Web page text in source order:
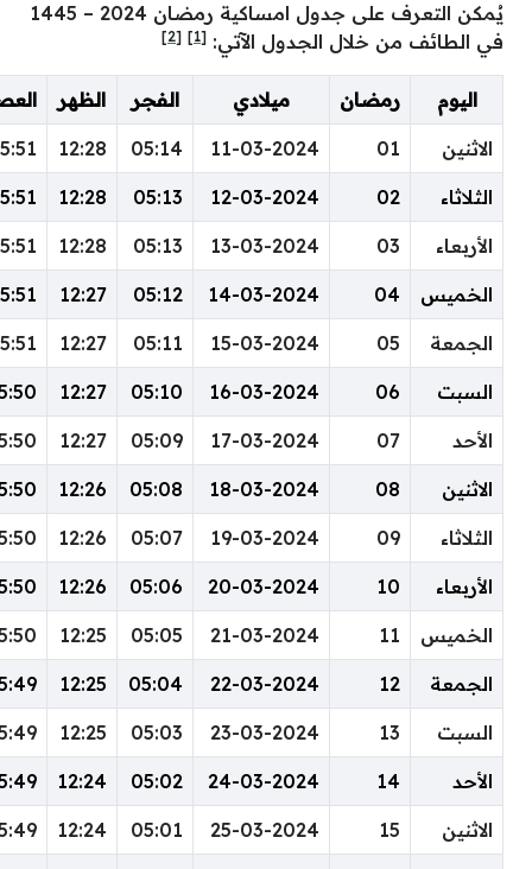
يُمكن التعرف على جدول امساكية رمضان 2024 – 1445
الجدول الآتي:
[2]
ميلادي الفجر الظهر العصر المغرب العشاء
11-03-2024
05:14
12:28
15:51
18:26
20:26
12-03-2024
12:28
15:51
18:27
20:27
13-03-2024
12:28
15:51
18:27
20:27
14-03-2024
12:27
15:51
18:28
20:28
15-03-2024
12:27
15:51
18:28
20:28
16-03-2024
05:10
12:27
15:50
18:28
20:28
17-03-2024
05:09
12:27
15:50
18:28
20:28
18-03-2024
05:08
12:26
15:50
18:29
20:29
19-03-2024
05:07
12:26
15:50
18:29
20:29
20-03-2024
05:06
12:26
15:50
18:29
20:29
21-03-2024
05:05
12:25
15:50
18:30
20:30
22-03-2024
05:04
12:25
15:49
18:30
20:30
23-03-2024
05:03
12:25
15:49
18:30
20:30
24-03-2024
05:02
12:24
15:49
18:31
20:31
25-03-2024
05:01
12:24
15:49
18:31
20:31